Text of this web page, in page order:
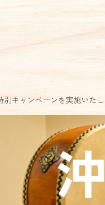
キャンペーンを実施いたし